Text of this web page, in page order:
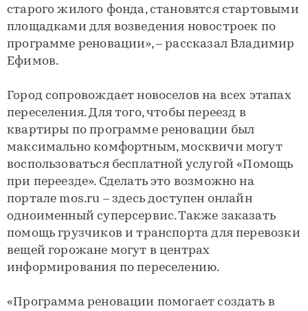
старого жилого фонда, становятся стартовыми
площадками для возведения новостроек по
программе реновации», – рассказал Владимир
Ефимов.
Город сопровождает новоселов на всех этапах
переселения. Для того, чтобы переезд в
квартиры по программе реновации был
максимально комфортным, москвичи могут
воспользоваться бесплатной услугой «Помощь
при переезде». Сделать это возможно на
портале mos.ru – здесь доступен онлайн
одноименный суперсервис. Также заказать
помощь грузчиков и транспорта для перевозки
вещей горожане могут в центрах
информирования по переселению.
«Программа реновации помогает создать в